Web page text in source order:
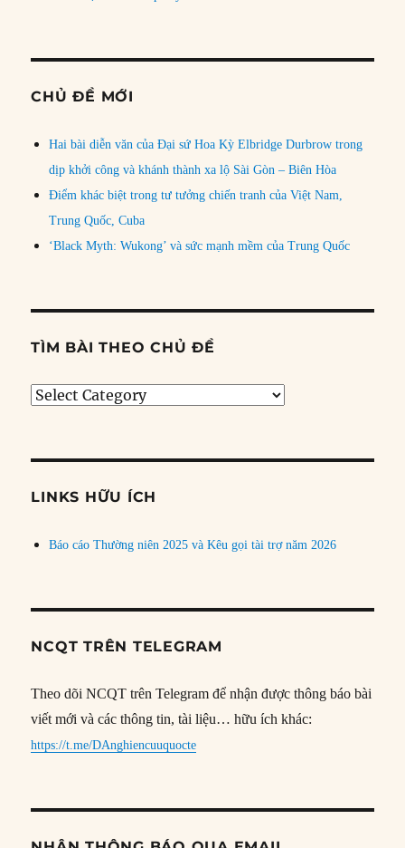
CHỦ ĐỀ MỚI
Hai bài diễn văn của Đại sứ Hoa Kỳ Elbridge Durbrow trong
dịp khởi công và khánh thành xa lộ Sài Gòn – Biên Hòa
Điểm khác biệt trong tư tưởng chiến tranh của Việt Nam,
Trung Quốc, Cuba
‘Black Myth: Wukong’ và sức mạnh mềm của Trung Quốc
TÌM BÀI THEO CHỦ ĐỀ
Tìm
đề
LINKS HỮU ÍCH
Báo cáo Thường niên 2025 và Kêu gọi tài trợ năm 2026
NCQT TRÊN TELEGRAM
Theo dõi NCQT trên Telegram để nhận được thông báo bài
viết mới và các thông tin, tài liệu… hữu ích khác:
https://t.me/DAnghiencuuquocte